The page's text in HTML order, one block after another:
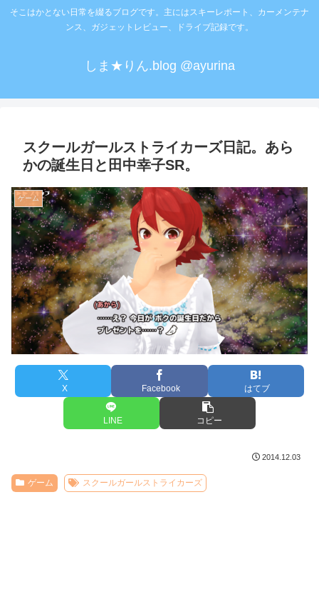
そこはかとない日常を綴るブログです。主にはスキーレポート、カーメンテナ
ンス、ガジェットレビュー、ドライブ記録です。
しま★りん.blog @ayurina
スクールガールストライカーズ日記。あら
かの誕生日と田中幸子SR。
ゲーム
X Facebook はてブ
LINE コピー
2014.12.03
ゲーム スクールガールストライカーズ